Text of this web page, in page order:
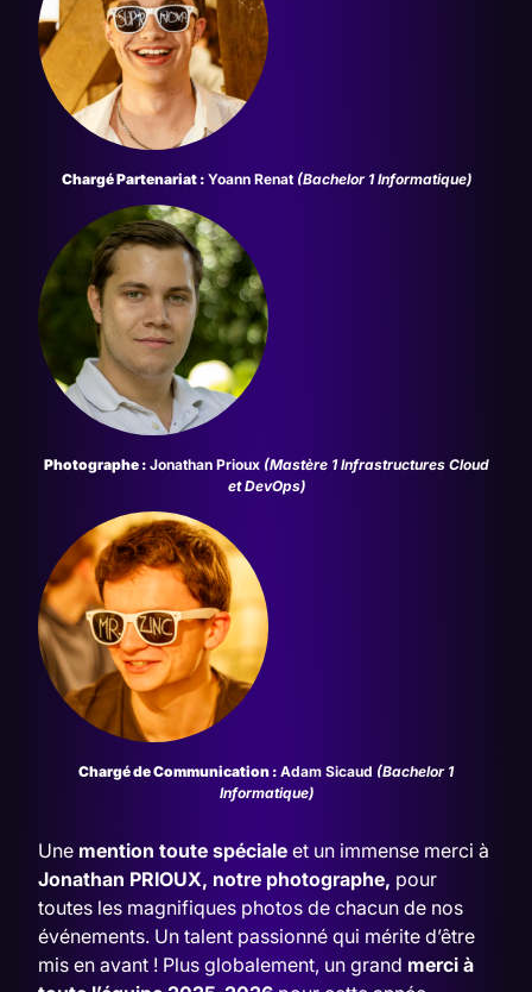
Chargé Partenariat :Yoann Renat (Bachelor 1 Informatique)
Photographe :Jonathan Prioux (Mastère 1 Infrastructures Cloud
et DevOps)
Chargé de Communication : Adam Sicaud (Bachelor 1
Informatique)
Une mention toute spéciale et un immense merci à
Jonathan PRIOUX, notre photographe, pour
toutes les magnifiques photos de chacun de nos
événements. Un talent passionné qui mérite d’être
mis en avant ! Plus globalement, un grand merci à